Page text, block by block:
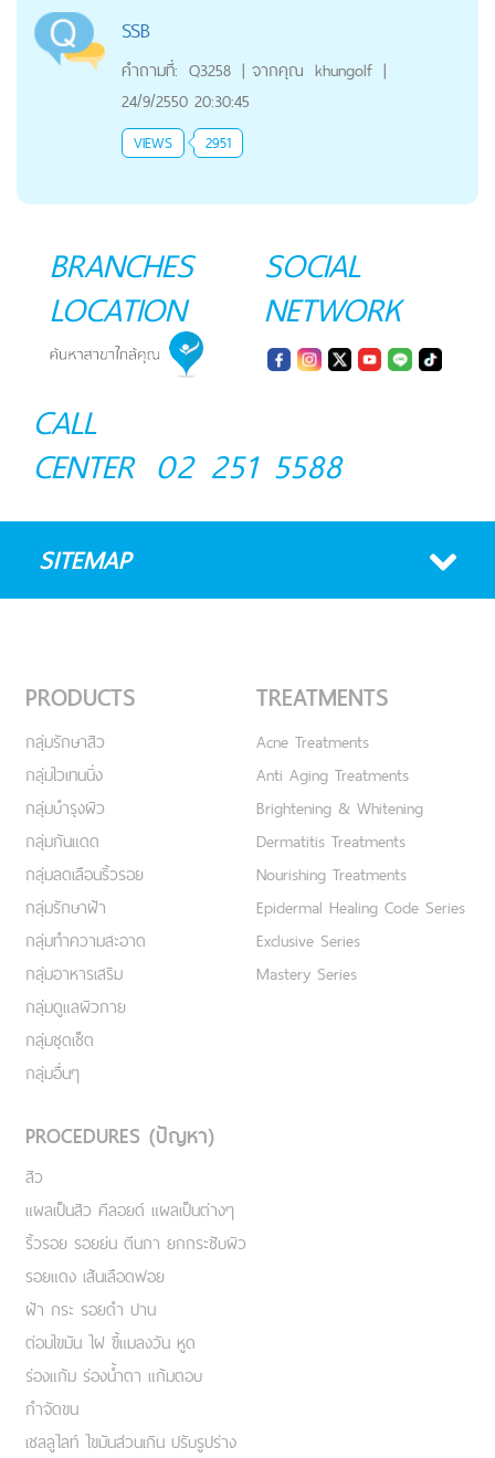
SSB
คำถามที่: Q3258 | จากคุณ khungolf |
24/9/2550 20:30:45
VIEWS 2951
BRANCHES
LOCATION
SOCIAL
NETWORK
CALL
CENTER 02 251 5588
SITEMAP
PRODUCTS
กลุ่มรักษาสิว
กลุ่มไวเทนนิ่ง
กลุ่มบำรุงผิว
กลุ่มกันแดด
กลุ่มลดเลือนริ้วรอย
กลุ่มรักษาฝ้า
กลุ่มทำความสะอาด
กลุ่มอาหารเสริม
กลุ่มดูแลผิวกาย
กลุ่มชุดเซ็ต
กลุ่มอื่นๆ
TREATMENTS
Acne Treatments
Anti Aging Treatments
Brightening & Whitening
Dermatitis Treatments
Nourishing Treatments
Epidermal Healing Code Series
Exclusive Series
Mastery Series
PROCEDURES (ปัญหา)
สิว
แผลเป็นสิว คีลอยด์ แผลเป็นต่างๆ
ริ้วรอย รอยย่น ตีนกา ยกกระชับผิว
รอยแดง เส้นเลือดฟอย
ฝ้า กระ รอยดำ ปาน
ต่อมไขมัน ไฝ ขี้แมลงวัน หูด
ร่องแก้ม ร่องน้ำตา แก้มตอบ
กำจัดขน
เชลลูไลท์ ไขมันส่วนเกิน ปรับรูปร่าง